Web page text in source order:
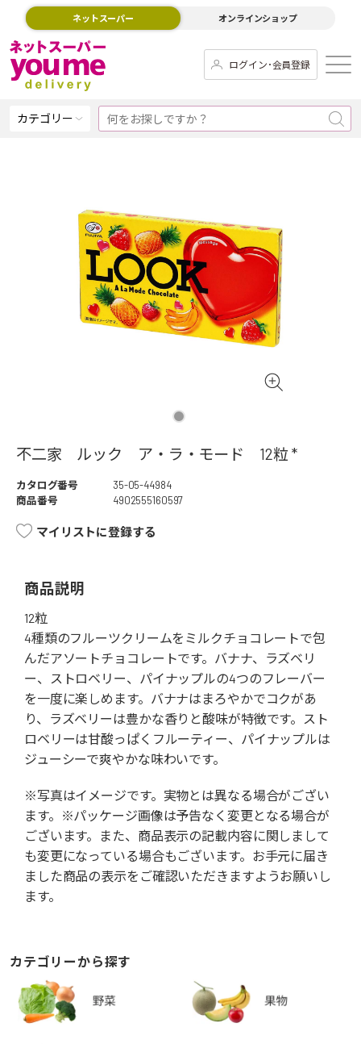
ネットスーパー オンラインショップ
ログイン･会員登録
カテゴリー
不二家 ルック ア・ラ・モード 12粒 *
カタログ番号
35-05-44984
商品番号
4902555160597
マイリストに登録する
商品説明
12粒
4種類のフルーツクリームをミルクチョコレートで包
んだアソートチョコレートです。バナナ、ラズベリ
ー、ストロベリー、パイナップルの4つのフレーバー
を一度に楽しめます。バナナはまろやかでコクがあ
り、ラズベリーは豊かな香りと酸味が特徴です。スト
ロベリーは甘酸っぱくフルーティー、パイナップルは
ジューシーで爽やかな味わいです。
※写真はイメージです。実物とは異なる場合がござい
ます。※パッケージ画像は予告なく変更となる場合が
ございます。また、商品表示の記載内容に関しまして
も変更になっている場合もございます。お手元に届き
ました商品の表示をご確認いただきますようお願いし
ます。
カテゴリーから探す